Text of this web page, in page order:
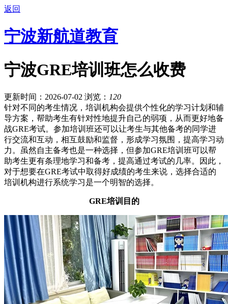
返回
宁波新航道教育
宁波GRE培训班怎么收费
更新时间：2026-07-02 浏览： 120
针对不同的考生情况，培训机构会提供个性化的学习计划和辅
导方案，帮助考生有针对性地提升自己的弱项，从而更好地备
战GRE考试。参加培训班还可以让考生与其他备考的同学进
行交流和互动，相互鼓励和监督，形成学习氛围，提高学习动
力。虽然自主备考也是一种选择，但参加GRE培训班可以帮
助考生更有条理地学习和备考，提高通过考试的几率。因此，
对于想要在GRE考试中取得好成绩的考生来说，选择合适的
培训机构进行系统学习是一个明智的选择。
GRE培训目的